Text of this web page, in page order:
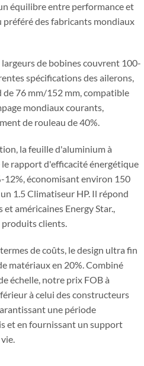
équilibre entre performance et
préféré des fabricants mondiaux
de bobines couvrent 100-
spécifications des ailerons,
76 mm/152 mm, compatible
mondiaux courants,
de rouleau de 40%.
la feuille d'aluminium à
rapport d'efficacité énergétique
12%, économisant environ 150
1.5 Climatiseur HP. Il répond
américaines Energy Star.,
clients.
de coûts, le design ultra fin
matériaux en 20%. Combiné
échelle, notre prix FOB à
à celui des constructeurs
une période
et en fournissant un support